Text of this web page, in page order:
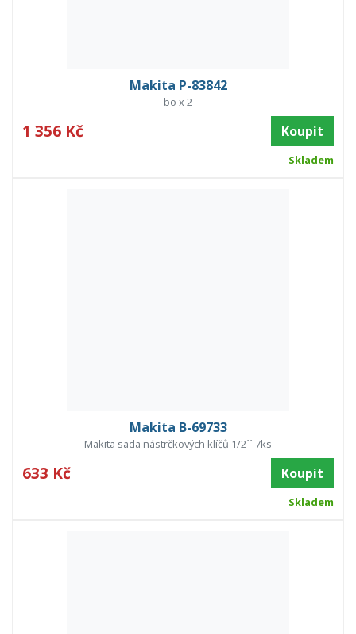
Makita P-83842
bo x 2
1 356 Kč Koupit
Skladem
Makita B-69733
Makita sada nástrčkových klíčů 1/2´´ 7ks
633 Kč Koupit
Skladem